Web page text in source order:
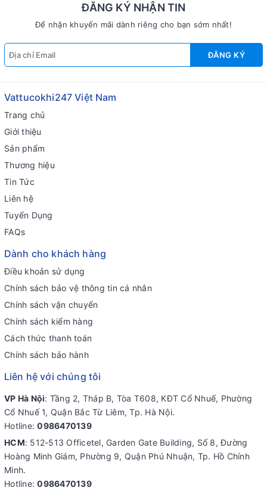
ĐĂNG KÝ NHẬN TIN
Để nhận khuyến mãi dành riêng cho bạn sớm nhất!
ĐĂNG KÝ
Vattucokhi247 Việt Nam
Trang chủ
Giới thiệu
Sản phẩm
Thương hiệu
Tin Tức
Liên hệ
Tuyển Dụng
FAQs
Dành cho khách hàng
Điều khoản sử dụng
Chính sách bảo vệ thông tin cá nhân
Chính sách vận chuyển
Chính sách kiểm hàng
Cách thức thanh toán
Chính sách bảo hành
Liên hệ với chúng tôi
VP Hà Nội: Tầng 2, Tháp B, Tòa T608, KĐT Cổ Nhuế, Phường
Cổ Nhuế 1, Quận Bắc Từ Liêm, Tp. Hà Nội.
Hotline:0986470139
HCM: 512-513 Officetel, Garden Gate Building, Số 8, Đường
Hoàng Minh Giám, Phường 9, Quận Phú Nhuận, Tp. Hồ Chính
Minh.
Hotline:0986470139